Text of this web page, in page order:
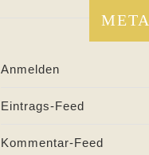
META
Anmelden
Eintrags-Feed
Kommentar-Feed